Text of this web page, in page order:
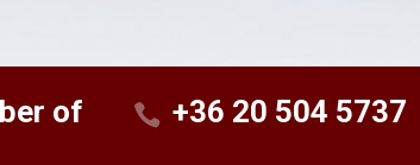
of
+36 20 504 5737